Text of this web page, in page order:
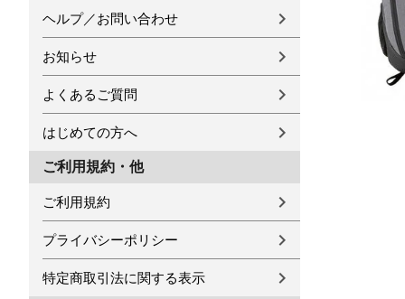
ヘルプ／お問い合わせ
お知らせ
よくあるご質問
はじめての方へ
ご利用規約・他
ご利用規約
プライバシーポリシー
特定商取引法に関する表示